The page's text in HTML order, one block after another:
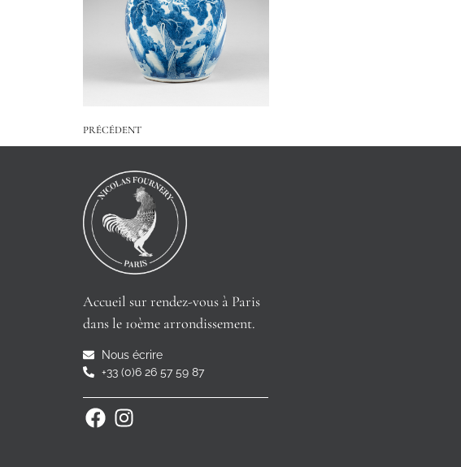
PRÉCÉDENT
Accueil sur rendez-vous à Paris
dans le 10ème arrondissement.
Nous écrire
+33 (0)6 26 57 59 87